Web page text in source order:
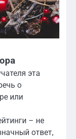
эта
о
или
– не
ответ,